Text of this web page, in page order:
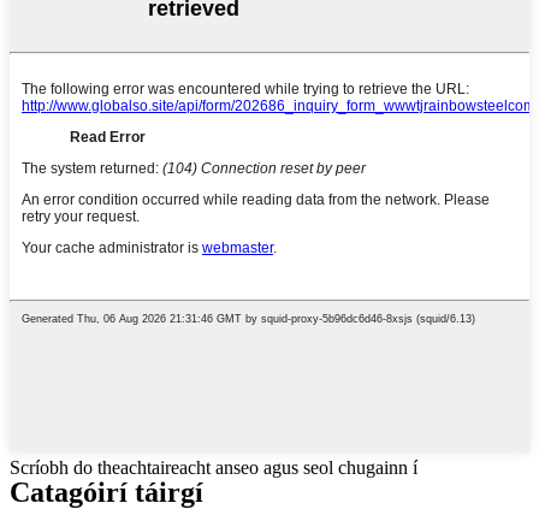
Scríobh do theachtaireacht anseo agus seol chugainn í
Catagóirí táirgí